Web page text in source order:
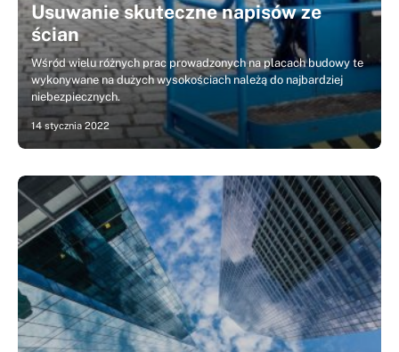
Usuwanie skuteczne napisów ze
ścian
Wśród wielu różnych prac prowadzonych na placach budowy te
wykonywane na dużych wysokościach należą do najbardziej
niebezpiecznych.
14 stycznia 2022